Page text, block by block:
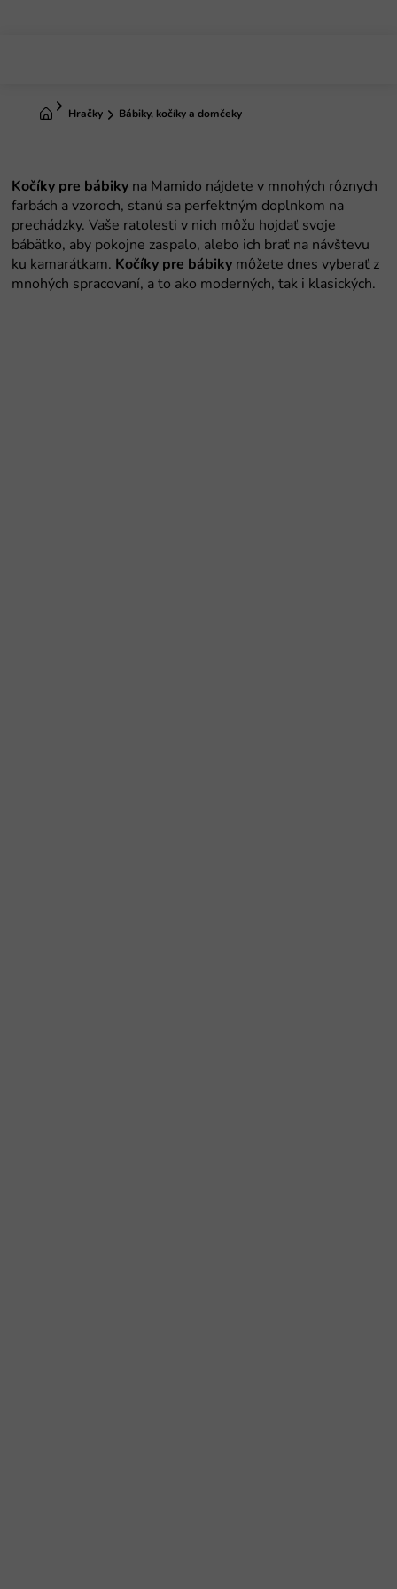
DomovHračky Bábiky, kočíky a domčeky
Kočíky pre bábiky na Mamido nájdete v mnohých rôznych
farbách a vzoroch, stanú sa perfektným doplnkom na
prechádzky. Vaše ratolesti v nich môžu hojdať svoje
bábätko, aby pokojne zaspalo, alebo ich brať na návštevu
ku kamarátkam. Kočíky pre bábiky môžete dnes vyberať z
mnohých spracovaní, a to ako moderných, tak i klasických.